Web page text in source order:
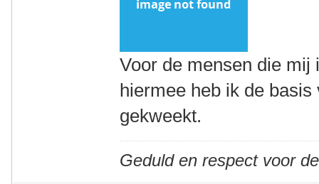
Voor de mensen die mij
hiermee heb ik de
gekweekt.
Geduld en respect voor